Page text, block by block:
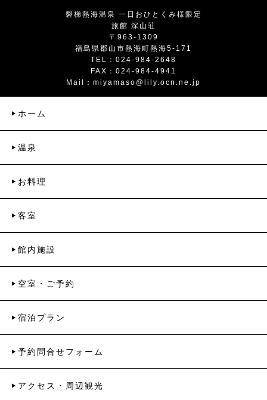
磐梯熱海温泉 一日おひとくみ様限定
旅館 深山荘
〒963-1309
福島県郡山市熱海町熱海5-171
TEL：024-984-2648
FAX：024-984-4941
Mail： miyamaso@lily.ocn.ne.jp
ホーム
温泉
お料理
客室
館内施設
空室・ご予約
宿泊プラン
予約問合せフォーム
アクセス・周辺観光